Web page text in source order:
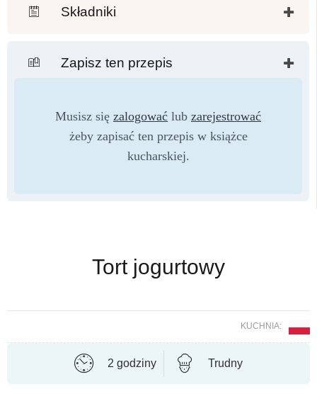
Składniki
Zapisz ten przepis
Musisz się zalogować lub zarejestrować
żeby zapisać ten przepis w książce
kucharskiej.
Tort jogurtowy
KUCHNIA:
2 godziny Trudny